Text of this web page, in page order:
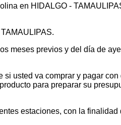
en HIDALGO -
meses previos y del día de
usted va comprar y pagar
para preparar su
estaciones, con la